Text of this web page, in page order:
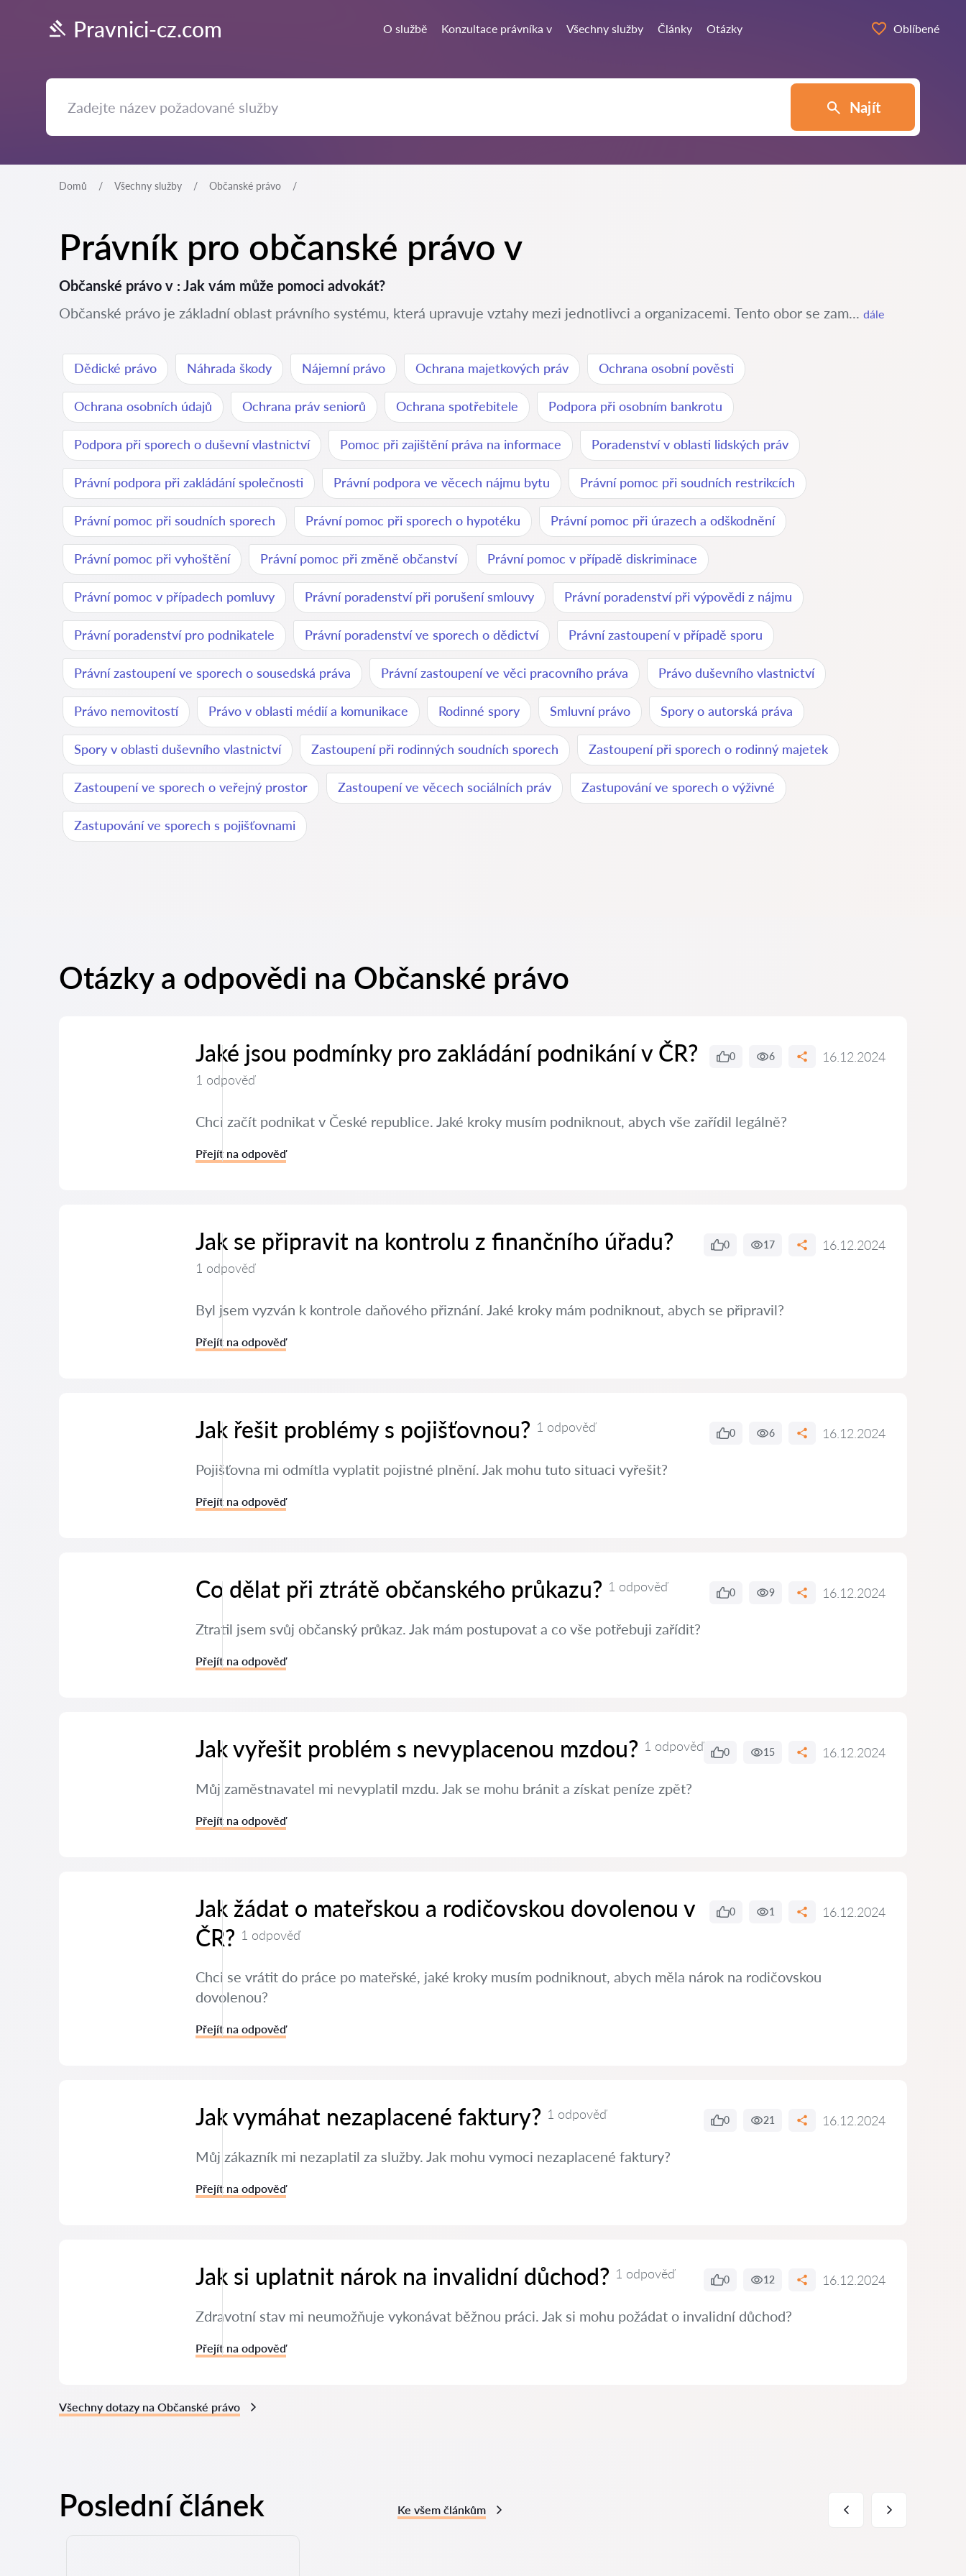
Pravnici-cz.com O službě Konzultace právníka v Všechny služby Články Otázky Oblíbené
Najít
Domů Všechny služby Občanské právo
Právník pro občanské právo v
Občanské právo v : Jak vám může pomoci advokát?
Občanské právo je základní oblast právního systému, která upravuje vztahy mezi jednotlivci a organizacemi. Tento obor se zam... dále
Dědické právo Náhrada škody Nájemní právo Ochrana majetkových práv Ochrana osobní pověsti
Ochrana osobních údajů Ochrana práv seniorů Ochrana spotřebitele Podpora při osobním bankrotu
Podpora při sporech o duševní vlastnictví Pomoc při zajištění práva na informace Poradenství v oblasti lidských práv
Právní podpora při zakládání společnosti Právní podpora ve věcech nájmu bytu Právní pomoc při soudních restrikcích
Právní pomoc při soudních sporech Právní pomoc při sporech o hypotéku Právní pomoc při úrazech a odškodnění
Právní pomoc při vyhoštění Právní pomoc při změně občanství Právní pomoc v případě diskriminace
Právní pomoc v případech pomluvy Právní poradenství při porušení smlouvy Právní poradenství při výpovědi z nájmu
Právní poradenství pro podnikatele Právní poradenství ve sporech o dědictví Právní zastoupení v případě sporu
Právní zastoupení ve sporech o sousedská práva Právní zastoupení ve věci pracovního práva Právo duševního vlastnictví
Právo nemovitostí Právo v oblasti médií a komunikace Rodinné spory Smluvní právo Spory o autorská práva
Spory v oblasti duševního vlastnictví Zastoupení při rodinných soudních sporech Zastoupení při sporech o rodinný majetek
Zastoupení ve sporech o veřejný prostor Zastoupení ve věcech sociálních práv Zastupování ve sporech o výživné
Zastupování ve sporech s pojišťovnami
Otázky a odpovědi na Občanské právo
Jaké jsou podmínky pro zakládání podnikání v ČR?
1 odpověď
0 6 16.12.2024
Chci začít podnikat v České republice. Jaké kroky musím podniknout, abych vše zařídil legálně?
Přejít na odpověď
Jak se připravit na kontrolu z finančního úřadu?
1 odpověď
0 17 16.12.2024
Byl jsem vyzván k kontrole daňového přiznání. Jaké kroky mám podniknout, abych se připravil?
Přejít na odpověď
Jak řešit problémy s pojišťovnou? 1 odpověď 0 6 16.12.2024
Pojišťovna mi odmítla vyplatit pojistné plnění. Jak mohu tuto situaci vyřešit?
Přejít na odpověď
Co dělat při ztrátě občanského průkazu? 1 odpověď 0 9 16.12.2024
Ztratil jsem svůj občanský průkaz. Jak mám postupovat a co vše potřebuji zařídit?
Přejít na odpověď
Jak vyřešit problém s nevyplacenou mzdou? 1 odpověď 0 15 16.12.2024
Můj zaměstnavatel mi nevyplatil mzdu. Jak se mohu bránit a získat peníze zpět?
Přejít na odpověď
Jak žádat o mateřskou a rodičovskou dovolenou v
ČR? 1 odpověď
0 1 16.12.2024
Chci se vrátit do práce po mateřské, jaké kroky musím podniknout, abych měla nárok na rodičovskou
dovolenou?
Přejít na odpověď
Jak vymáhat nezaplacené faktury? 1 odpověď 0 21 16.12.2024
Můj zákazník mi nezaplatil za služby. Jak mohu vymoci nezaplacené faktury?
Přejít na odpověď
Jak si uplatnit nárok na invalidní důchod? 1 odpověď 0 12 16.12.2024
Zdravotní stav mi neumožňuje vykonávat běžnou práci. Jak si mohu požádat o invalidní důchod?
Přejít na odpověď
Všechny dotazy na Občanské právo
Poslední článek Ke všem článkům